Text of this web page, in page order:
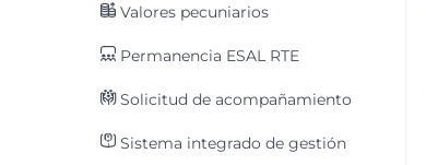
Valores pecuniarios
Permanencia ESAL RTE
Solicitud de acompañamiento
Sistema integrado de gestión